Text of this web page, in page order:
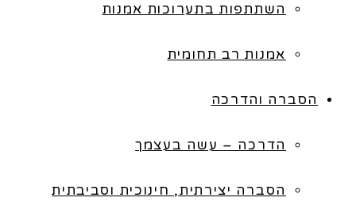
השתתפות בתערוכות אמנות
אמנות רב תחומית
הסברה והדרכה
הדרכה – עשה בעצמך
הסברה יצירתית, חינוכית וסביבתית